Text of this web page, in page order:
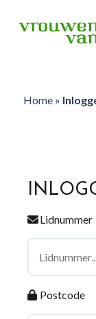
Home»
Lidnummer
Postcode